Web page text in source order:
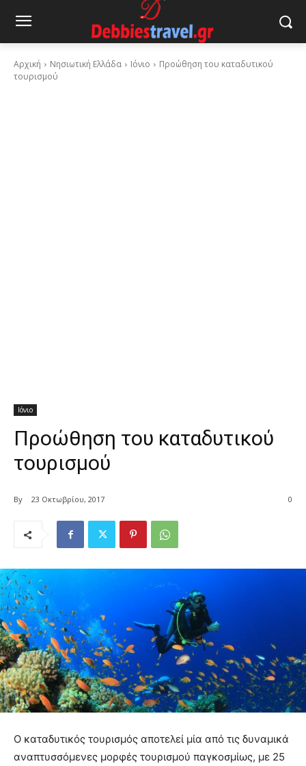
Αρχική Νησιωτική Ελλάδα Ιόνιο
Προώθηση του καταδυτικού
τουρισμού
Ιόνιο
Προώθηση του καταδυτικού
τουρισμού
By 23 Οκτωβρίου, 2017 0
Ο καταδυτικός τουρισμός αποτελεί μία από τις δυναμικά
αναπτυσσόμενες μορφές τουρισμού παγκοσμίως, με 25